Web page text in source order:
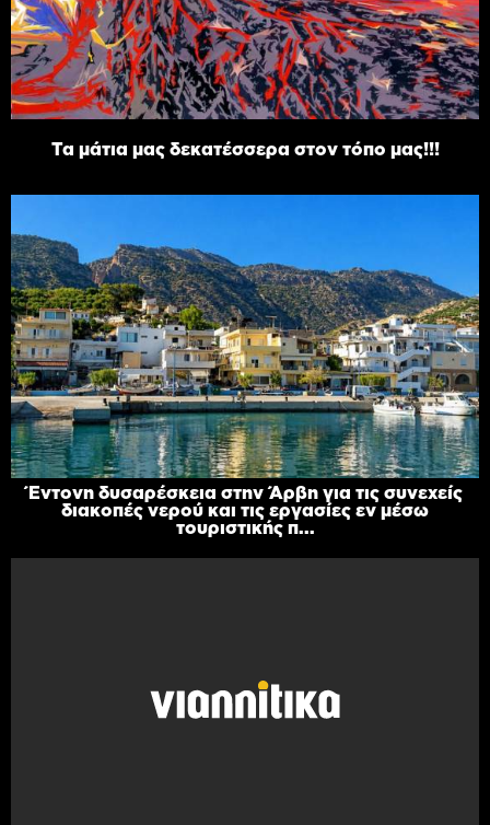
Τα μάτια μας δεκατέσσερα στον τόπο μας!!!
Έντονη δυσαρέσκεια στην Άρβη για τις συνεχείς
διακοπές νερού και τις εργασίες εν μέσω
τουριστικής π...